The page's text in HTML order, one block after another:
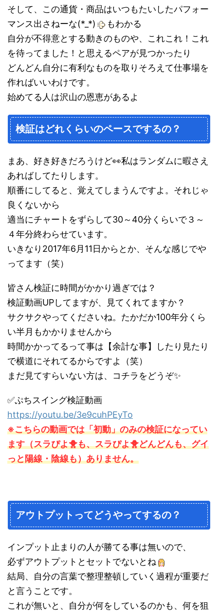
そして、この通貨・商品はいつもたいしたパフォー
マンス出さねーな(*_*)
もわかる
自分が不得意とする動きのものや、これこれ！これ
を待ってました！と思えるペアが見つかったり
どんどん自分に有利なものを取りそろえて仕事場を
作ればいいわけです。
始めてる人は沢山の恩恵があるよ
検証はどれくらいのペースでするの？
まあ、好き好きだろうけど👀私はランダムに暇さえ
あればしてたりします。
順番にしてると、覚えてしまうんですよ。それじゃ
良くないから
適当にチャートをずらして30～40分くらいで３～
４年分終わらせています。
いきなり2017年6月11日からとか、そんな感じでや
ってます（笑）
皆さん検証に時間がかかり過ぎでは？
検証動画UPしてますが、見てくれてますか？
サクサクやってくださいね。たかだか100年分くら
い半月もかかりませんから
時間かかってるって事は【余計な事】したり見たり
で横道にそれてるからですよ（笑）
まだ見てすらいない方は、コチラをどうぞ✨
✅ぷちスイング検証動画
https://youtu.be/3e9cuhPEyTo
※こちらの動画では「初動」のみの検証になってい
ます（スラぴよ🐥も、スラぴよ🐥どんどんも、グイ
っと陽線・陰線も）ありません。
アウトプットってどうやってするの？
インプット止まりの人が勝てる事は無いので、
必ずアウトプットとセットでないとね
結局、自分の言葉で整理整頓していく過程が重要だ
と言うことです。
これが無いと、自分が何をしているのかも、何を狙